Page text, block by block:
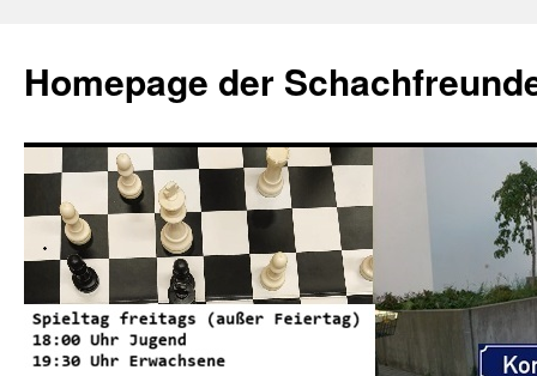
springen
Homepage der